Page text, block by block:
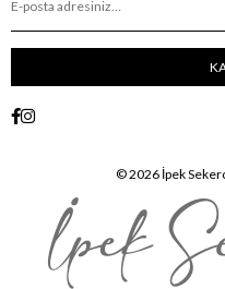
© 2026 İpek